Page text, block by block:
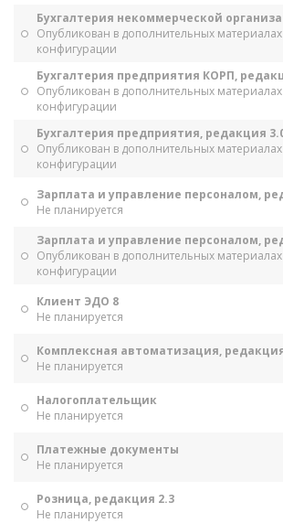
Бухгалтерия некоммерческой
Опубликован в дополнительных
конфигурации
Бухгалтерия предприятия КОРП,
Опубликован в дополнительных
конфигурации
Бухгалтерия предприятия, редакция
Опубликован в дополнительных
конфигурации
Зарплата и управление персоналом,
Не планируется
Зарплата и управление персоналом,
Опубликован в дополнительных
конфигурации
Клиент ЭДО 8
Не планируется
Комплексная автоматизация,
Не планируется
Налогоплательщик
Не планируется
Платежные документы
Не планируется
Розница, редакция 2.3
Не планируется